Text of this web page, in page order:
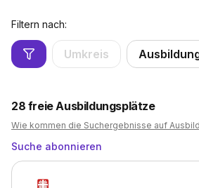
Filtern nach:
Umkreis
28 freie Ausbildungsplätze
Wie kommen die Suchergebnisse auf
Suche abonnieren